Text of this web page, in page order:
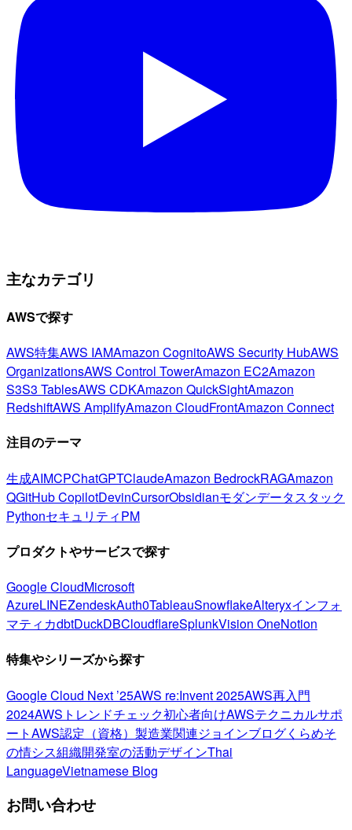
主なカテゴリ
AWSで探す
AWS特集AWS IAMAmazon CognitoAWS Security HubAWS
OrganizationsAWS Control TowerAmazon EC2Amazon
S3S3 TablesAWS CDKAmazon QuickSightAmazon
RedshiftAWS AmplifyAmazon CloudFrontAmazon Connect
注目のテーマ
生成AIMCPChatGPTClaudeAmazon BedrockRAGAmazon
QGitHub CopilotDevinCursorObsidianモダンデータスタック
PythonセキュリティPM
プロダクトやサービスで探す
Google CloudMicrosoft
AzureLINEZendeskAuth0TableauSnowflakeAlteryxインフォ
マティカdbtDuckDBCloudflareSplunkVision OneNotion
特集やシリーズから探す
Google Cloud Next ’25AWS re:Invent 2025AWS再入門
2024AWSトレンドチェック初心者向けAWSテクニカルサポ
ートAWS認定（資格） 製造業関連ジョインブログくらめそ
の情シス組織開発室の活動デザインThai
LanguageVietnamese Blog
お問い合わせ